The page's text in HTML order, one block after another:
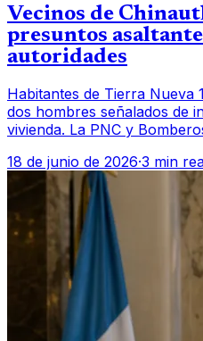
Vecinos de
presuntos
autoridades
Habitantes de Tierra Nueva
dos hombres señalados de
vivienda. La PNC y
18 de junio de 2026·3 min